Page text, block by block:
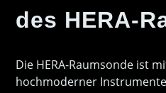
des HERA-
Die HERA-Raumsonde ist
hochmoderner